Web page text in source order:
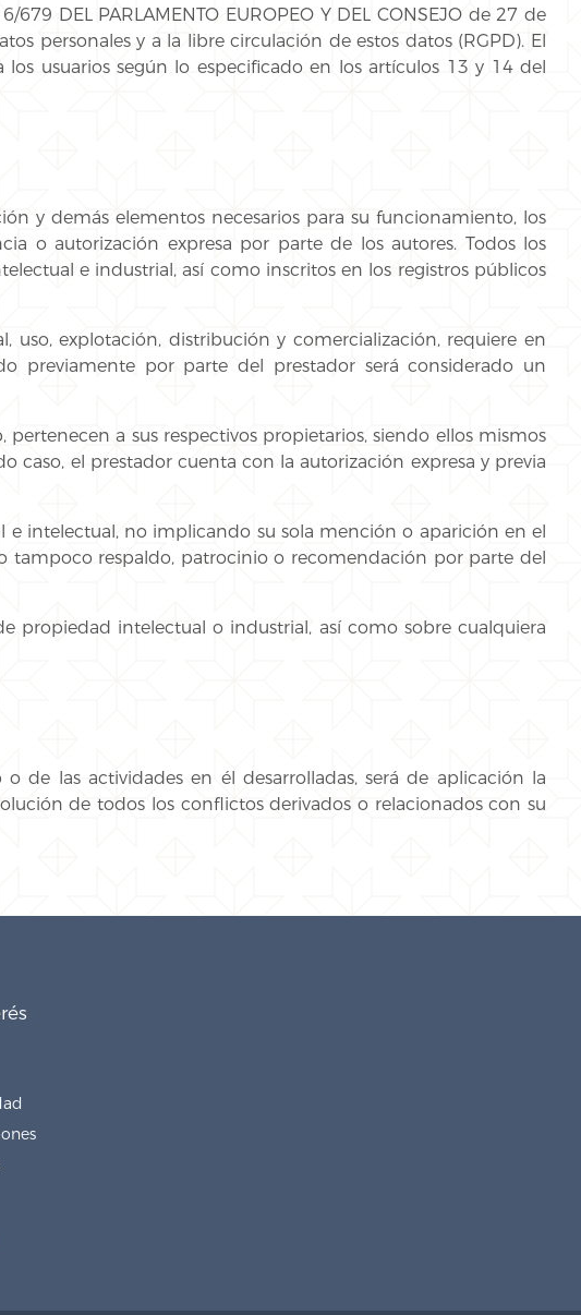
DEL PARLAMENTO EUROPEO Y DEL CONSEJO de 27 de
personales y a la libre circulación de estos datos (RGPD). El
usuarios según lo especificado en los artículos 13 y 14 del
y demás elementos necesarios para su funcionamiento, los
o autorización expresa por parte de los autores. Todos los
e industrial, así como inscritos en los registros públicos
explotación, distribución y comercialización, requiere en
previamente por parte del prestador será considerado un
a sus respectivos propietarios, siendo ellos mismos
caso, el prestador cuenta con la autorización expresa y previa
e intelectual, no implicando su sola mención o aparición en el
tampoco respaldo, patrocinio o recomendación por parte del
propiedad intelectual o industrial, así como sobre cualquiera
de las actividades en él desarrolladas, será de aplicación la
de todos los conflictos derivados o relacionados con su